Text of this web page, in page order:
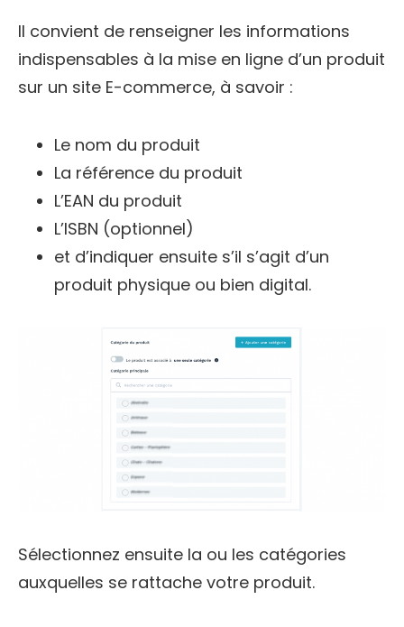
Il convient de renseigner les informations
indispensables à la mise en ligne d’un produit
sur un site E-commerce, à savoir :
Le nom du produit
La référence du produit
L’EAN du produit
L’ISBN (optionnel)
et d’indiquer ensuite s’il s’agit d’un
produit physique ou bien digital.
Sélectionnez ensuite la ou les catégories
auxquelles se rattache votre produit.